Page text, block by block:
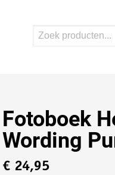
Fotoboek
Wording
€24,95